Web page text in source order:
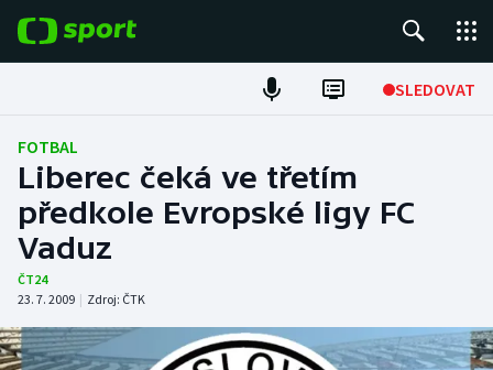
SLEDOVAT
Fotbal
Hokej
Tenis
Atletika
Cyklistika
FOTBAL
Liberec čeká ve třetím
předkole Evropské ligy FC
Vaduz
ČT24
23. 7. 2009 | Zdroj: ČTK